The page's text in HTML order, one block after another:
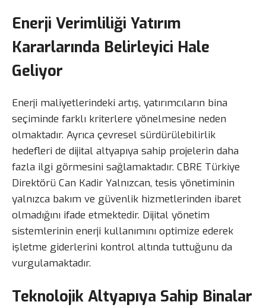
Enerji Verimliliği Yatırım
Kararlarında Belirleyici Hale
Geliyor
Enerji maliyetlerindeki artış, yatırımcıların bina
seçiminde farklı kriterlere yönelmesine neden
olmaktadır. Ayrıca çevresel sürdürülebilirlik
hedefleri de dijital altyapıya sahip projelerin daha
fazla ilgi görmesini sağlamaktadır. CBRE Türkiye
Direktörü Can Kadir Yalnızcan, tesis yönetiminin
yalnızca bakım ve güvenlik hizmetlerinden ibaret
olmadığını ifade etmektedir. Dijital yönetim
sistemlerinin enerji kullanımını optimize ederek
işletme giderlerini kontrol altında tuttuğunu da
vurgulamaktadır.
Teknolojik Altyapıya Sahip Binalar